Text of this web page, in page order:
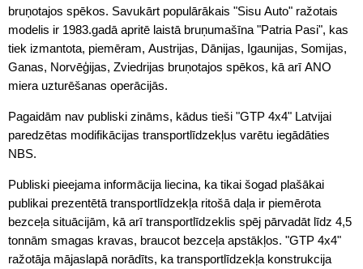
bruņotajos spēkos. Savukārt populārākais "Sisu Auto" ražotais
modelis ir 1983.gadā apritē laistā bruņumašīna "Patria Pasi", kas
tiek izmantota, piemēram, Austrijas, Dānijas, Igaunijas, Somijas,
Ganas, Norvēģijas, Zviedrijas bruņotajos spēkos, kā arī ANO
miera uzturēšanas operācijās.
Pagaidām nav publiski zināms, kādus tieši "GTP 4x4" Latvijai
paredzētas modifikācijas transportlīdzekļus varētu iegādāties
NBS.
Publiski pieejama informācija liecina, ka tikai šogad plašākai
publikai prezentētā transportlīdzekļa ritošā daļa ir piemērota
bezceļa situācijām, kā arī transportlīdzeklis spēj pārvadāt līdz 4,5
tonnām smagas kravas, braucot bezceļa apstākļos. "GTP 4x4"
ražotāja mājaslapā norādīts, ka transportlīdzekļa konstrukcija